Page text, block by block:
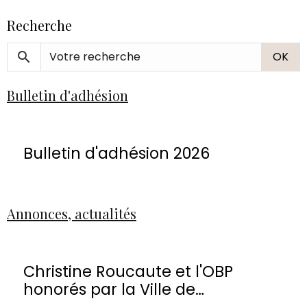
Recherche
OK
Bulletin d'adhésion
Bulletin d'adhésion 2026
Annonces, actualités
Christine Roucaute et l'OBP
honorés par la Ville de